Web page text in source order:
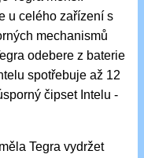
u celého zařízení s
mechanismů
odebere z baterie
spotřebuje až 12
čipset Intelu -
Tegra vydržet